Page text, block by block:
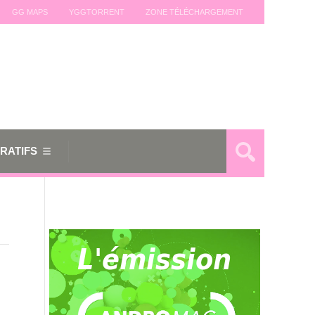
GG MAPS YGGTORRENT ZONE TÉLÉCHARGEMENT